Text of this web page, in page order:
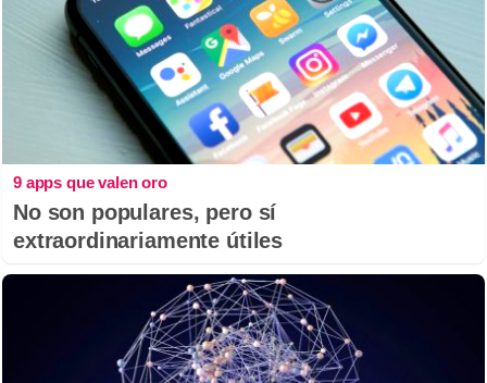
9 apps que valen oro
No son populares, pero sí
extraordinariamente útiles